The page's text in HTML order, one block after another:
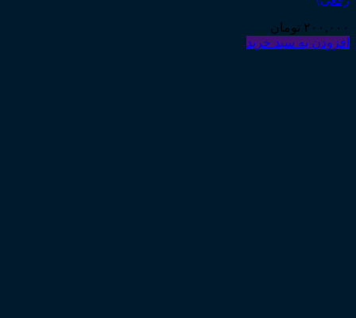
۲۰۰,۰۰۰ تومان
افزودن به سبد خرید